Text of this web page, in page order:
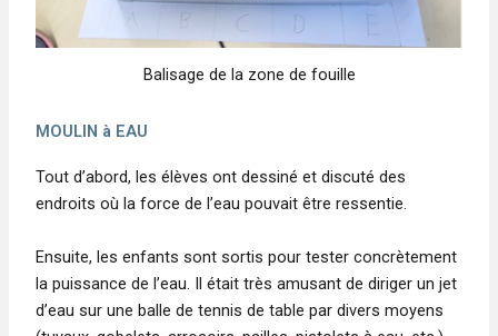
Balisage de la zone de fouille
MOULIN à EAU
Tout d’abord, les élèves ont dessiné et discuté des
endroits où la force de l’eau pouvait être ressentie.
Ensuite, les enfants sont sortis pour tester concrètement
la puissance de l’eau. Il était très amusant de diriger un jet
d’eau sur une balle de tennis de table par divers moyens